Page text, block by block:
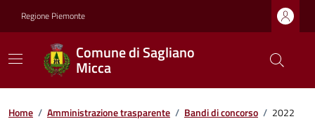
Regione Piemonte
Comune di Sagliano
Micca
Home / Amministrazione trasparente / Bandi di concorso / 2022